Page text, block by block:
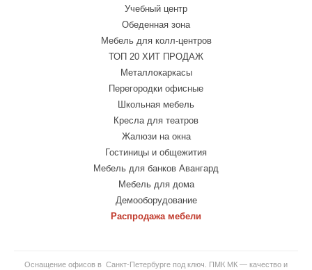
Учебный центр
Обеденная зона
Мебель для колл-центров
ТОП 20 ХИТ ПРОДАЖ
Металлокаркасы
Перегородки офисные
Школьная мебель
Кресла для театров
Жалюзи на окна
Гостиницы и общежития
Мебель для банков Авангард
Мебель для дома
Демооборудование
Распродажа мебели
Оснащение офисов в Санкт-Петербурге под ключ. ПМК МК — качество и